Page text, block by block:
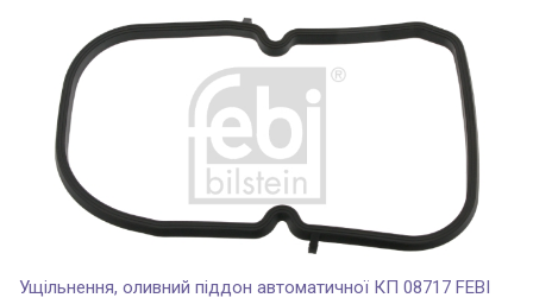
Ущільнення, оливний піддон автоматичної КП 08717 FEBI